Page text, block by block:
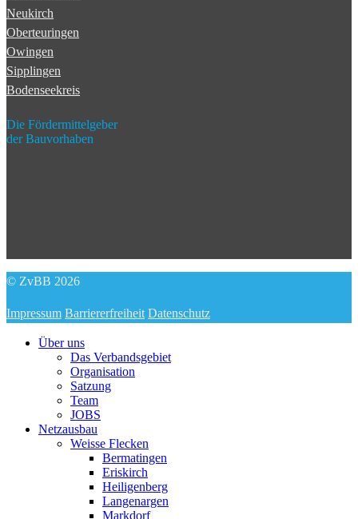
Neukirch
Oberteuringen
Owingen
Sipplingen
Bodenseekreis
Die Fördermittelgeber
der Bauvorhaben
© ZvBB 2026
Impressum Barriererfreiheit Datenschutz
Über uns
Das Verbandsgebiet
Organisation
Satzung
Team
JOBS
Netzausbau
Weisse Flecken
Bermatingen
Eriskirch
Heiligenberg
Langenargen
Markdorf